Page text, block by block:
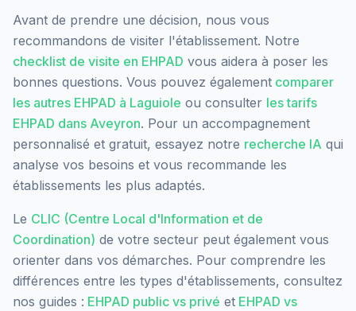
Avant de prendre une décision, nous vous
recommandons de visiter l'établissement. Notre
checklist de visite en EHPAD vous aidera à poser les
bonnes questions. Vous pouvez également comparer
les autres EHPAD à Laguiole ou consulter les tarifs
EHPAD dans Aveyron. Pour un accompagnement
personnalisé et gratuit, essayez notre recherche IA qui
analyse vos besoins et vous recommande les
établissements les plus adaptés.
Le CLIC (Centre Local d'Information et de
Coordination) de votre secteur peut également vous
orienter dans vos démarches. Pour comprendre les
différences entre les types d'établissements, consultez
nos guides : EHPAD public vs privé et EHPAD vs